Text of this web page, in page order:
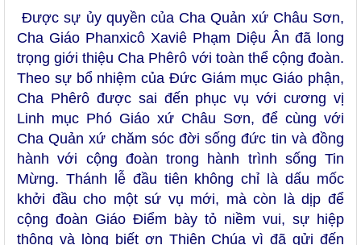
Được sự ủy quyền của Cha Quản xứ Châu Sơn,
Cha Giáo Phanxicô Xaviê Phạm Diệu Ân đã long
trọng giới thiệu Cha Phêrô với toàn thể cộng đoàn.
Theo sự bổ nhiệm của Đức Giám mục Giáo phận,
Cha Phêrô được sai đến phục vụ với cương vị
Linh mục Phó Giáo xứ Châu Sơn, để cùng với
Cha Quản xứ chăm sóc đời sống đức tin và đồng
hành với cộng đoàn trong hành trình sống Tin
Mừng. Thánh lễ đầu tiên không chỉ là dấu mốc
khởi đầu cho một sứ vụ mới, mà còn là dịp để
cộng đoàn Giáo Điểm bày tỏ niềm vui, sự hiệp
thông và lòng biết ơn Thiên Chúa vì đã gửi đến